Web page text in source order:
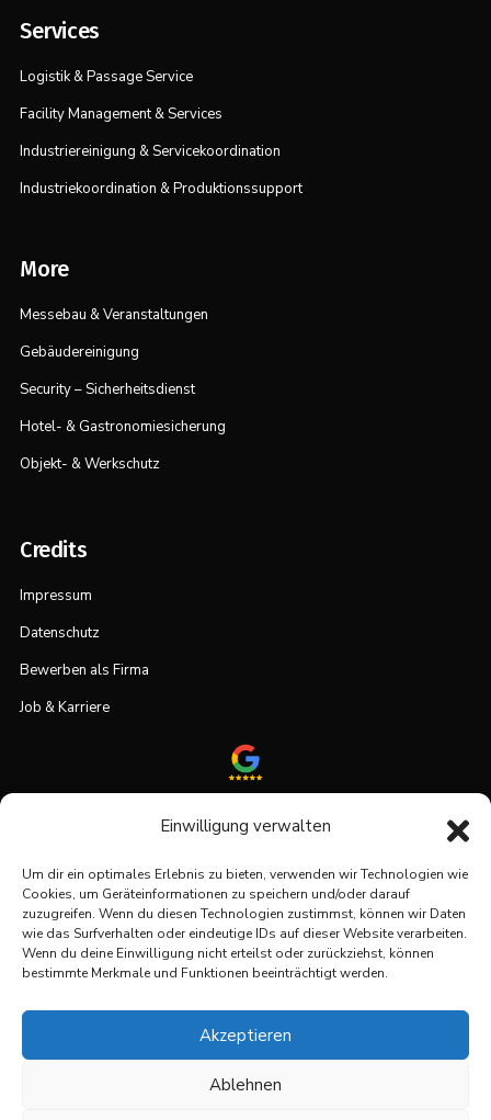
Einwilligung verwalten
Um dir ein optimales Erlebnis zu bieten, verwenden wir Technologien wie
Cookies, um Geräteinformationen zu speichern und/oder darauf
zuzugreifen. Wenn du diesen Technologien zustimmst, können wir Daten
wie das Surfverhalten oder eindeutige IDs auf dieser Website verarbeiten.
Wenn du deine Einwilligung nicht erteilst oder zurückziehst, können
bestimmte Merkmale und Funktionen beeinträchtigt werden.
Akzeptieren
Ablehnen
Services
Logistik & Passage Service
Facility Management & Services
Industriereinigung & Servicekoordination
Industriekoordination & Produktionssupport
More
Messebau & Veranstaltungen
Gebäudereinigung
Security – Sicherheitsdienst
Hotel- & Gastronomiesicherung
Objekt- & Werkschutz
Credits
Impressum
Datenschutz
Bewerben als Firma
Job & Karriere
Team & Angebot?
Unser Team erarbeitet für Sie ein maßgeschneidertes
Dienstleistungspaket – von Sicherheitslösungen bis hin
JETZT ZUM ANGEBOT